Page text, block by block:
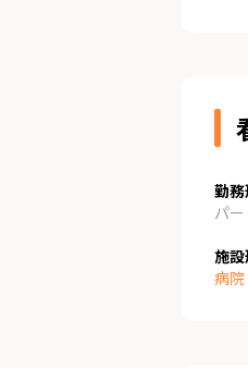
勤
パー
施
病院